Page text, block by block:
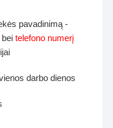
pavadinimą -
beitelefono numerį
darbo dienos